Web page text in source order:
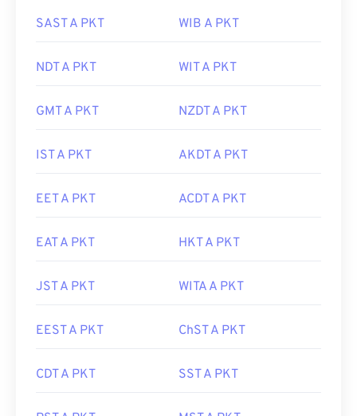
SAST A PKT WIB A PKT
NDT A PKT WIT A PKT
GMT A PKT NZDT A PKT
IST A PKT AKDT A PKT
EET A PKT ACDT A PKT
EAT A PKT HKT A PKT
JST A PKT WITA A PKT
EEST A PKT ChST A PKT
CDT A PKT SST A PKT